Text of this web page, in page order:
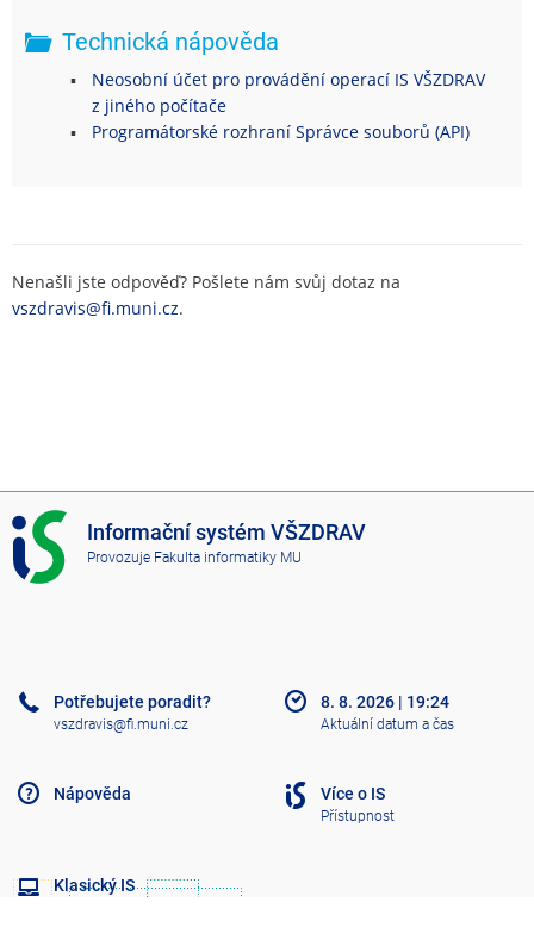
Technická nápověda
Neosobní účet pro provádění operací IS VŠZDRAV
z jiného počítače
Programátorské rozhraní Správce souborů (API)
Nenašli jste odpověď? Pošlete nám svůj dotaz na
vszdravis@fi.muni.cz.
I
S
V
A
Informační systém VŠZDRAV
Provozuje Fakulta informatiky MU
Potřebujete poradit?
vszdravis@fi.muni.cz
Nápověda
Klasický IS
8. 8. 2026 | 19:24
Aktuální datum a čas
Více o IS
Přístupnost